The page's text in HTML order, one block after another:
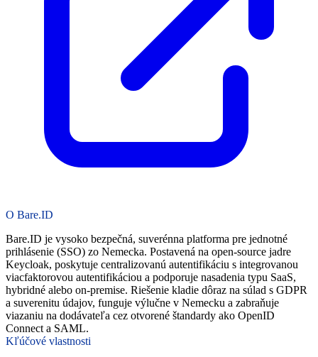
O Bare.ID
Bare.ID je vysoko bezpečná, suverénna platforma pre jednotné
prihlásenie (SSO) zo Nemecka. Postavená na open-source jadre
Keycloak, poskytuje centralizovanú autentifikáciu s integrovanou
viacfaktorovou autentifikáciou a podporuje nasadenia typu SaaS,
hybridné alebo on-premise. Riešenie kladie dôraz na súlad s GDPR
a suverenitu údajov, funguje výlučne v Nemecku a zabraňuje
viazaniu na dodávateľa cez otvorené štandardy ako OpenID
Connect a SAML.
Kľúčové vlastnosti